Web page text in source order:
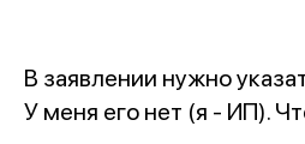
В заявлении нужно
У меня его нет (я - ИП).